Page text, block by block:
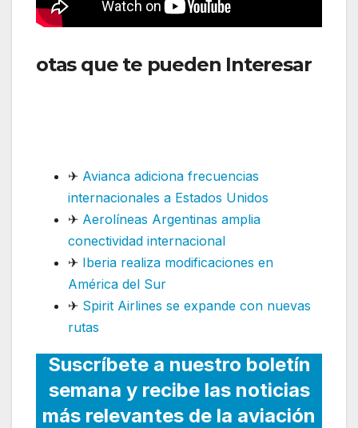
otas que te pueden Interesar:
✈ Avianca adiciona frecuencias
internacionales a Estados Unidos
✈ Aerolíneas Argentinas amplia
conectividad internacional
✈ Iberia realiza modificaciones en
América del Sur
✈ Spirit Airlines se expande con nuevas
rutas
Suscríbete a nuestro boletín
semana y recibe las noticias
más relevantes de la aviación